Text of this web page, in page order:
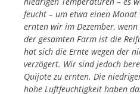
feucht – um etwa einen
ernten wir im Dezember,
der gesamten Farm ist die
hat sich die Ernte wegen der
verzögert. Wir sind jedoch
Quijote zu ernten. Die
hohe Luftfeuchtigkeit haben